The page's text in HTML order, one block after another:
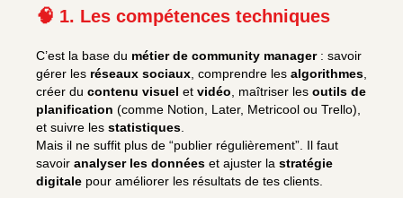
🧠 1. Les compétences techniques
C’est la base du métier de community manager: savoir
gérer les réseaux sociaux, comprendre les algorithmes,
créer du contenu visuel et vidéo, maîtriser les outils de
planification (comme Notion, Later, Metricool ou Trello),
et suivre les statistiques.
Mais il ne suffit plus de “publier régulièrement”. Il faut
savoir analyser les données et ajuster la stratégie
digitale pour améliorer les résultats de tes clients.